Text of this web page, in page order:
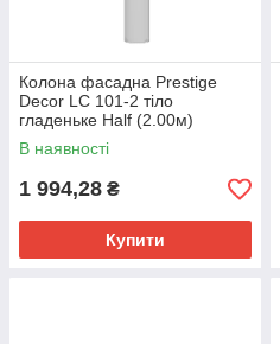
Колона фасадна Prestige
Decor LC 101-2 тіло
гладеньке Half (2.00м)
В наявності
1 994,28 ₴
Купити